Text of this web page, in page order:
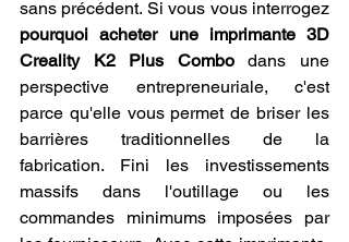
pourquoi acheter une imprimante 3D
Creality K2 Plus Combo dans une
perspective entrepreneuriale, c'est
parce qu'elle vous permet de briser les
barrières traditionnelles de la
fabrication. Fini les investissements
massifs dans l'outillage ou les
commandes minimums imposées par